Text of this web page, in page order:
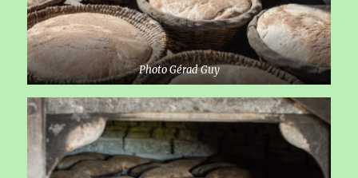
Photo Gérad Guy